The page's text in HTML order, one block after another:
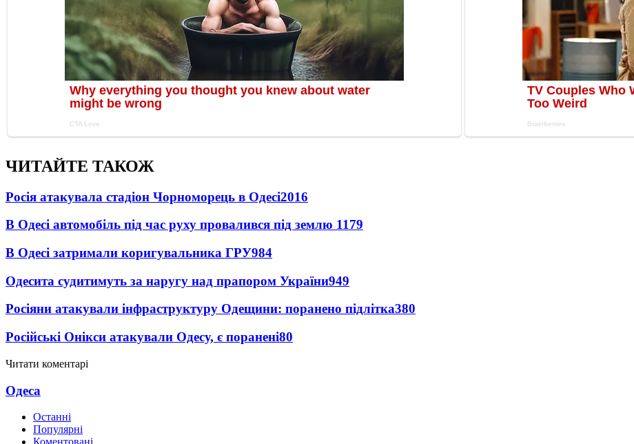
ЧИТАЙТЕ ТАКОЖ
Росія атакувала стадіон Чорноморець в Одесі2016
В Одесі автомобіль під час руху провалився під землю 1179
В Одесі затримали коригувальника ГРУ984
Одесита судитимуть за наругу над прапором України949
Росіяни атакували інфраструктуру Одещини: поранено підлітка380
Російські Онікси атакували Одесу, є поранені80
Читати коментарі
Одеса
Останні
Популярні